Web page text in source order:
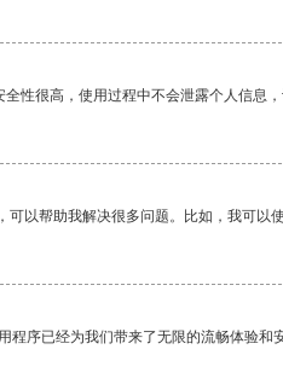
性很高，使用过程中不会泄露个人信息，
可以帮助我解决很多问题。比如，我可以
程序已经为我们带来了无限的流畅体验和